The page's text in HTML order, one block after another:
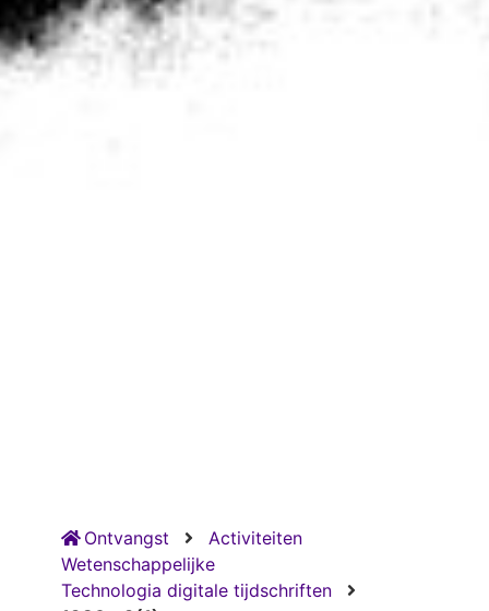
Ontvangst
Activiteiten
Wetenschappelijke
Technologia digitale tijdschriften